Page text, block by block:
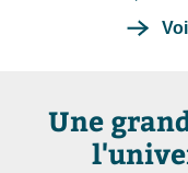
Une